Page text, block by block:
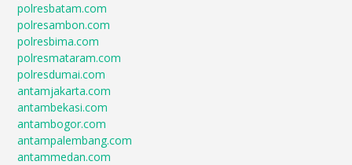
polresbatam.com
polresambon.com
polresbima.com
polresmataram.com
polresdumai.com
antamjakarta.com
antambekasi.com
antambogor.com
antampalembang.com
antammedan.com